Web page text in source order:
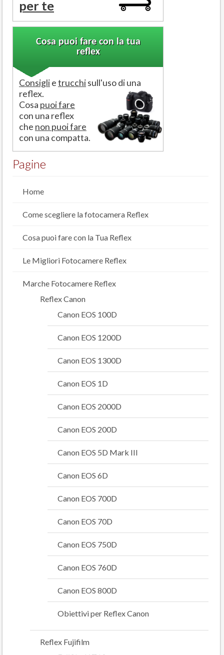
per te
Cosa puoi fare con la tua
reflex
Consiglietrucchisull'uso di una
reflex.
Cosa puoi fare
con una reflex
che non puoi fare
con una compatta.
Pagine
Home
Come scegliere la fotocamera Reflex
Cosa puoi fare con la Tua Reflex
Le Migliori Fotocamere Reflex
Marche Fotocamere Reflex
Reflex Canon
Canon EOS 100D
Canon EOS 1200D
Canon EOS 1300D
Canon EOS 1D
Canon EOS 2000D
Canon EOS 200D
Canon EOS 5D Mark III
Canon EOS 6D
Canon EOS 700D
Canon EOS 70D
Canon EOS 750D
Canon EOS 760D
Canon EOS 800D
Obiettivi per Reflex Canon
Reflex Fujifilm